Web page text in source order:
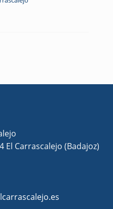
El Carrascalejo (Badajoz)